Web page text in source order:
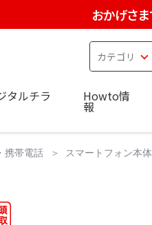
おかげさ
タルチラ Howto情
報
携帯電話 スマートフォン本体